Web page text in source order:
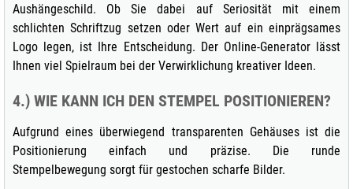
Aushängeschild. Ob Sie dabei auf Seriosität mit einem
schlichten Schriftzug setzen oder Wert auf ein einprägsames
Logo legen, ist Ihre Entscheidung. Der Online-Generator lässt
Ihnen viel Spielraum bei der Verwirklichung kreativer Ideen.
4.) WIE KANN ICH DEN STEMPEL POSITIONIEREN?
Aufgrund eines überwiegend transparenten Gehäuses ist die
Positionierung einfach und präzise. Die runde
Stempelbewegung sorgt für gestochen scharfe Bilder.